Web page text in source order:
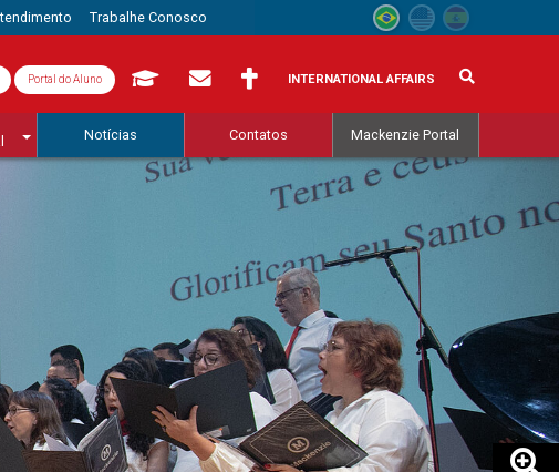
Trabalhe Conosco
Portal do Aluno INTERNATIONAL AFFAIRS
Notícias Contatos Mackenzie Portal